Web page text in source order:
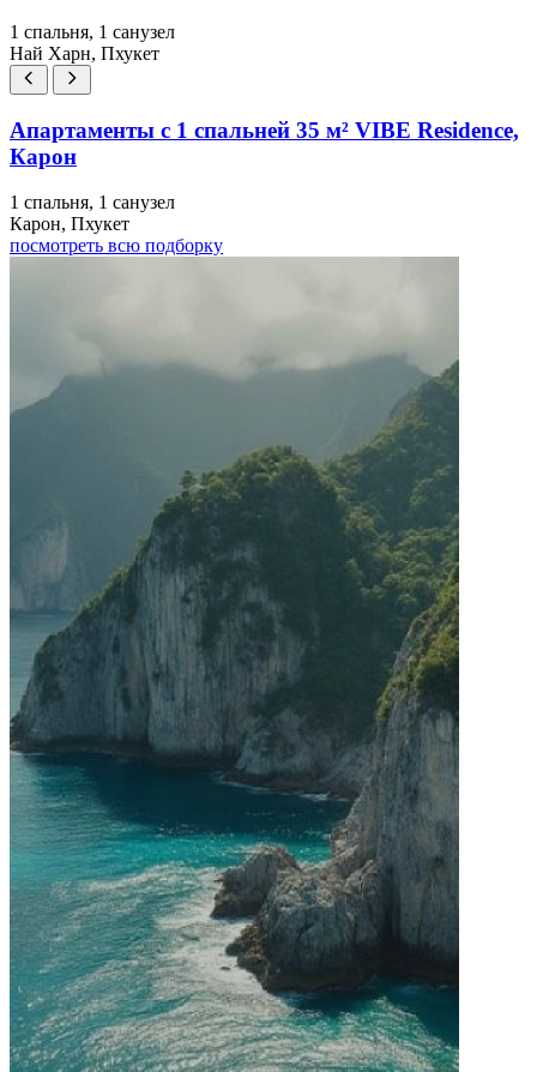
1 спальня, 1 санузел
Най Харн, Пхукет
Апартаменты с 1 спальней 35 м² VIBE Residence,
Карон
1 спальня, 1 санузел
Карон, Пхукет
посмотреть всю подборку